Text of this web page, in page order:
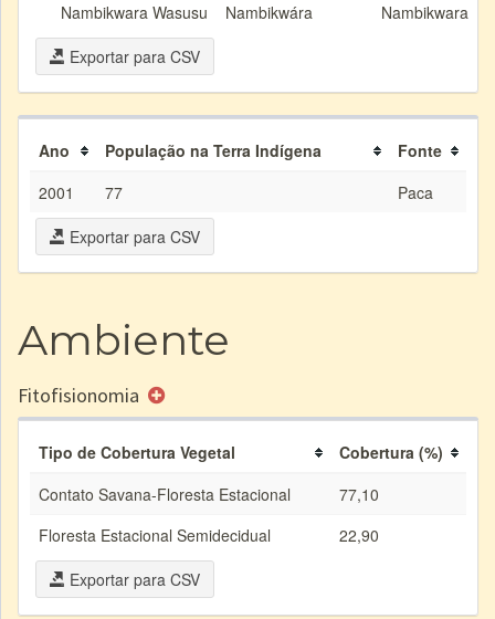
Nambikwara Wasusu
Nambikwára
Nambikwara
Exportar para CSV
Ano População na Terra Indígena
Fonte
2001
77
Paca
Exportar para CSV
Ambiente
Fitofisionomia
Tipo de Cobertura Vegetal
Cobertura (%)
Contato Savana-Floresta Estacional
77,10
Floresta Estacional Semidecidual
22,90
Exportar para CSV